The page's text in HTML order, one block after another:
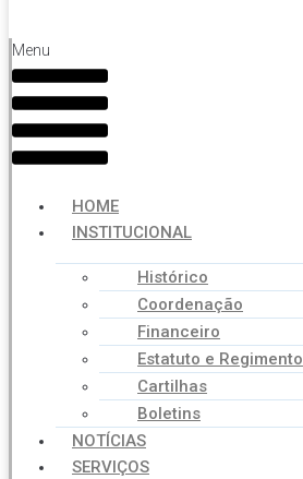
Menu
HOME
INSTITUCIONAL
Histórico
Coordenação
Financeiro
Estatuto e Regimento
Cartilhas
Boletins
NOTÍCIAS
SERVIÇOS